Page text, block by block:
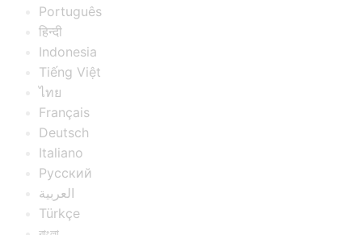
Português
हिन्दी
Indonesia
Tiếng Việt
ไทย
Français
Deutsch
Italiano
Русский
العربية
Türkçe